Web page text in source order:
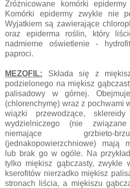
Zróżnicowane komórki
Komórki epidermy zwykle nie
Wyjatkiem są zawierające
oraz epiderma roślin, który
nadmierne oświetlenie -
paproci.
MEZOFIL: Składa się z
podzielonego na miękisz
palisadowy w górnej.
(chlorenchymę) wraz z pochwami
wiązki przewodzące,
wydzielniczego (nie
niemające grzbieto-
(jednakopowierzchniowe) mają
lub brak go w ogóle. Na
tylko miękisz gąbczasty, zwykle
kserofitów nierzadko miękisz
stronach liścia, a miękiszu